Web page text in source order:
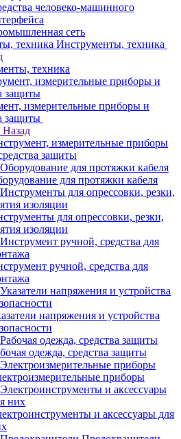
человеко-машинного
сеть
Инструменты, техника
техника
измерительные приборы и
защиты
Назад
измерительные приборы
защиты
для протяжки кабеля
для опрессовки, резки,
изоляции
ручной, средства для
напряжения и устройства
одежда, средства защиты
приборы
и аксессуары для